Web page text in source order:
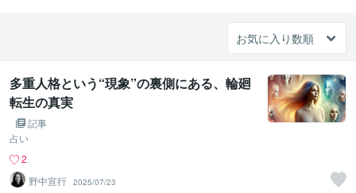
多重人格という“現象”の裏側にある、輪廻
転生の真実
記事
占い
2
野中宣行 2025/07/23